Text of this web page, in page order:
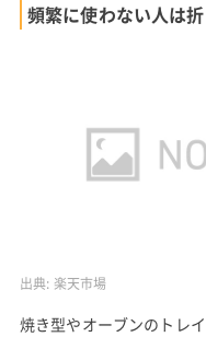
頻繁に使わない人は
出典: 楽天市場
焼き型やオーブンのトレ